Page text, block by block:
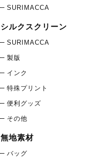
SURIMACCA
シルクスクリーン
SURIMACCA
製版
インク
特殊プリント
便利グッズ
その他
無地素材
バッグ